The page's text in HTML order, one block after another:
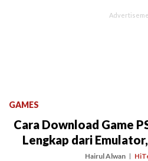
GAMES
Cara Download Game
Lengkap dari
Hairul Alwan